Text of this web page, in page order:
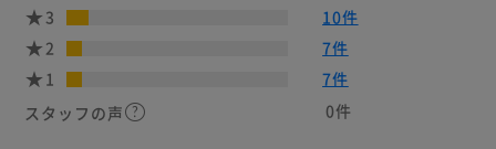
3
10件
2
7件
1
7件
スタッフの声
0件